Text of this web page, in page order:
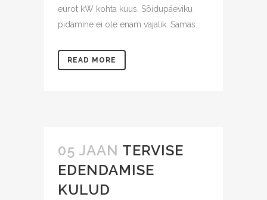
eurot kW kohta kuus. Sõidupäeviku
pidamine ei ole enam vajalik. Samas...
READ MORE
05 JAAN TERVISE
EDENDAMISE
KULUD